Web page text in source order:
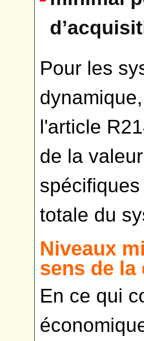
Pour les
l'article
de la
totale du
Niveaux
sens de la
En ce qui